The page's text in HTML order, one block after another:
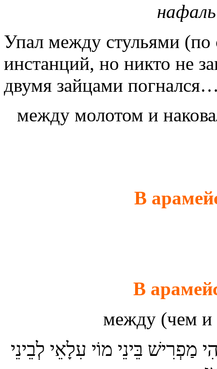
Упал между стульями (по
инстанций, но никто не
двумя зайцами
между молотом и
В
В
между (чем
מַפְרִישׁ בֵּינֵי מוֹי עִלָאֵי לְבֵינֵי